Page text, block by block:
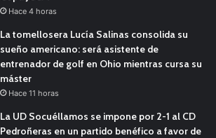
Hace 4 horas
La tomellosera Lucía Salinas consolida su
sueño americano: será asistente de
entrenador de golf en Ohio mientras cursa su
máster
Hace 11 horas
La UD Socuéllamos se impone por 2-1 al CD
Pedroñeras en un partido benéfico a favor de